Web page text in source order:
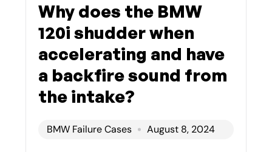
Why does the BMW
120i shudder when
accelerating and have
a backfire sound from
the intake?
BMW Failure Cases August 8, 2024